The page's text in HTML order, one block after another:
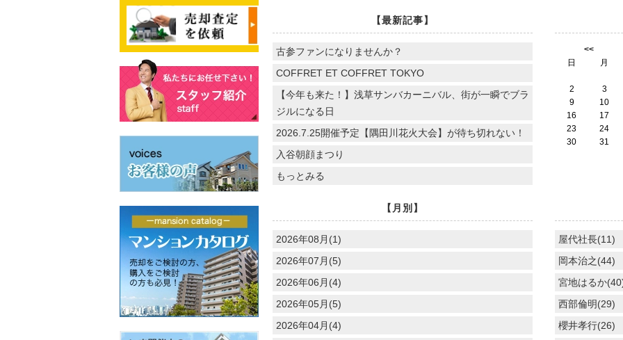
【最新記事】
古参ファンになりませんか？
COFFRET ET COFFRET TOKYO
【今年も来た！】浅草サンバカーニバル、街が一瞬でブラ
ジルになる日
2026.7.25開催予定【隅田川花火大会】が待ち切れない！
入谷朝顔まつり
もっとみる
<<
日
月
2
3
9
10
16
17
23
24
30
31
【月別】
2026年08月(1)
2026年07月(5)
2026年06月(4)
2026年05月(5)
2026年04月(4)
屋代社長(11)
岡本治之(44)
宮地はるか
西部倫明(29)
櫻井孝行(26)